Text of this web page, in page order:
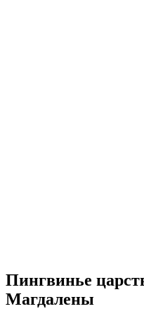
Пингвинье
Магдалены